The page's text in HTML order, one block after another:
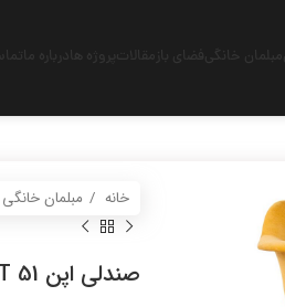
مبلمان خانگی فضای باز مقالات پروژه ها
خانه مبلمان خانگی
صندلی اپن Ham^ET 51